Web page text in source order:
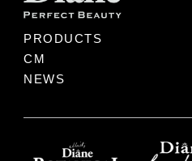
PRODUCTS
CM
NEWS